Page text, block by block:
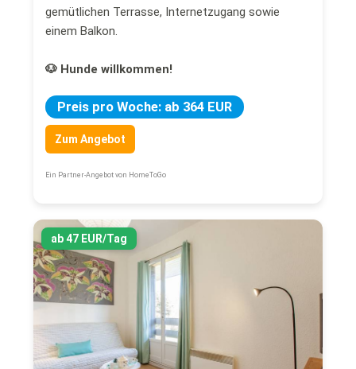
gemütlichen Terrasse, Internetzugang sowie
einem Balkon.
🐶 Hunde willkommen!
Preis pro Woche: ab 364 EUR
Zum Angebot
Ein Partner-Angebot von HomeToGo
ab 47 EUR/Tag